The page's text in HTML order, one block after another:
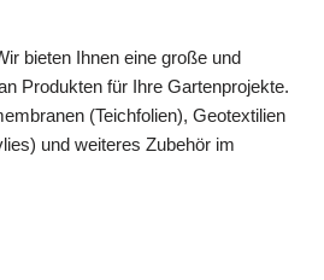
bieten Ihnen eine große und
Produkten für Ihre Gartenprojekte.
(Teichfolien), Geotextilien
und weiteres Zubehör im